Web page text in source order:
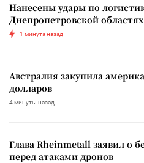
Нанесены удары по
Днепропетровской областях
1 минута назад
Австралия закупила
долларов
4 минуты назад
Глава Rheinmetall заявил о
перед атаками дронов